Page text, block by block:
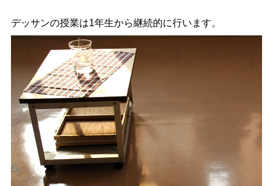
デッサンの授業は1年生から継続的に行います。